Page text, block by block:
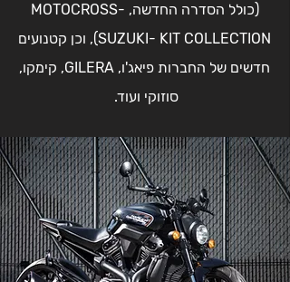
(כולל הסדרה החדשה, MOTOCROSS-
SUZUKI- KIT COLLECTION), וכן קטנועים
חדשים של החברות פיאג'ו, GILERA, קימקו,
סוזוקי ועוד.